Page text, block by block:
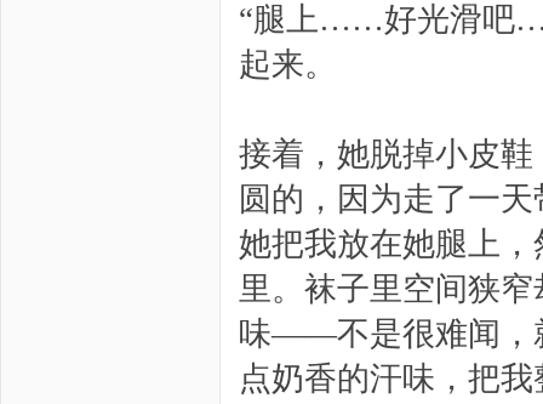
“腿上……好光滑吧
起来。
接着，她脱掉小皮
圆的，因为走了一
她把我放在她腿上
里。袜子里空间狭
味——不是很难闻，
点奶香的汗味，把